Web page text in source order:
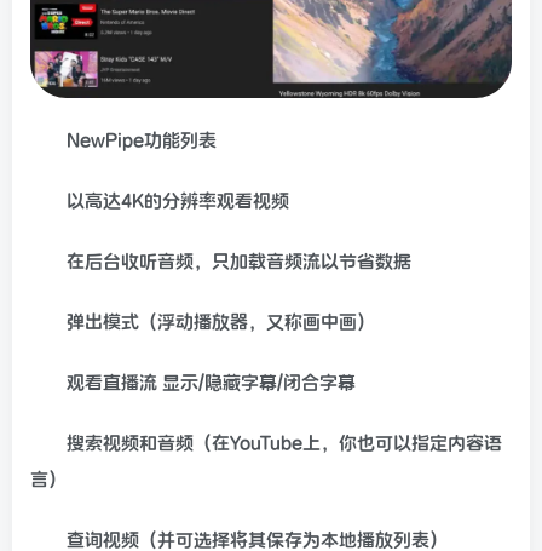
NewPipe功能列表
以高达4K的分辨率观看视频
在后台收听音频，只加载音频流以节省数据
弹出模式（浮动播放器，又称画中画）
观看直播流 显示/隐藏字幕/闭合字幕
搜索视频和音频（在YouTube上，你也可以指定内容语
言）
查询视频（并可选择将其保存为本地播放列表）